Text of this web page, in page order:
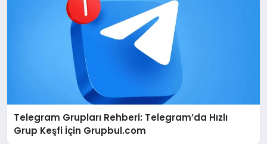
Telegram Grupları Rehberi: Telegram’da Hızlı
Grup Keşfi İçin Grupbul.com